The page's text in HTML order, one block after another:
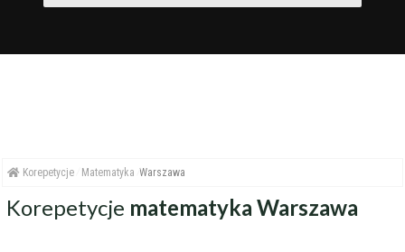
Korepetycje Matematyka Warszawa
Korepetycje matematyka Warszawa